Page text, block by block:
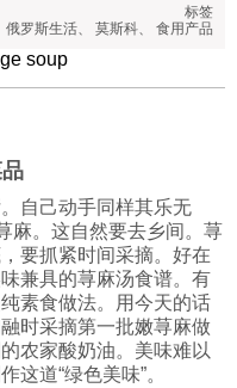
标签
俄罗斯生活、 莫斯科、 食用产品
自己动手同样其乐无
麻。这自然要去乡间。荨
要抓紧时间采摘。好在
兼具的荨麻汤食谱。有
素食做法。用今天的话
时采摘第一批嫩荨麻做
农家酸奶油。美味难以
这道“绿色美味”。